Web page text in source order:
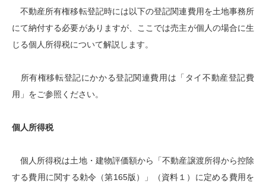
不動産所有権移転登記時には以下の登記関連費用を土地事務所
にて納付する必要がありますが、ここでは売主が個人の場合に生
じる個人所得税について解説します。
所有権移転登記にかかる登記関連費用は「タイ不動産登記費
用」をご参照ください。
個人所得税
個人所得税は土地・建物評価額から「不動産譲渡所得から控除
する費用に関する勅令（第165版）」（資料１）に定める費用を